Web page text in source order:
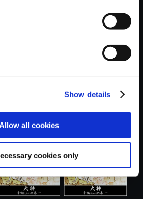
Show details
all cookies
cookies only
しらべ）....
（しらべ）....